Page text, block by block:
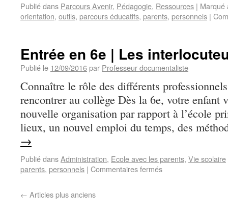
Publié dans Parcours Avenir, Pédagogie, Ressources | Marqué
orientation, outils, parcours éducatifs, parents, personnels |
Entrée en 6e | Les
Publié le 12/09/2016par Professeur documentaliste
Connaître le rôle des différents
rencontrer au collège Dès la 6e, votre enfant
nouvelle organisation par rapport à l’école
lieux, un nouvel emploi du temps, des
→
Publié dansAdministration, Ecole avec les parents, Vie scolaire
parents, personnels | Commentaires fermés
← Articles plus anciens